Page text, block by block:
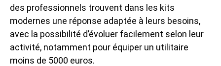
des professionnels trouvent dans les kits
modernes une réponse adaptée à leurs besoins,
avec la possibilité d’évoluer facilement selon leur
activité, notamment pour équiper un utilitaire
moins de 5000 euros.